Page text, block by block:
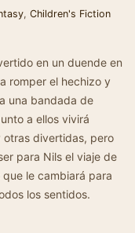
, Children's Fiction
en un duende en
romper el hechizo y
una bandada de
a ellos vivirá
otras divertidas, pero
para Nils el viaje de
le cambiará para
los sentidos.